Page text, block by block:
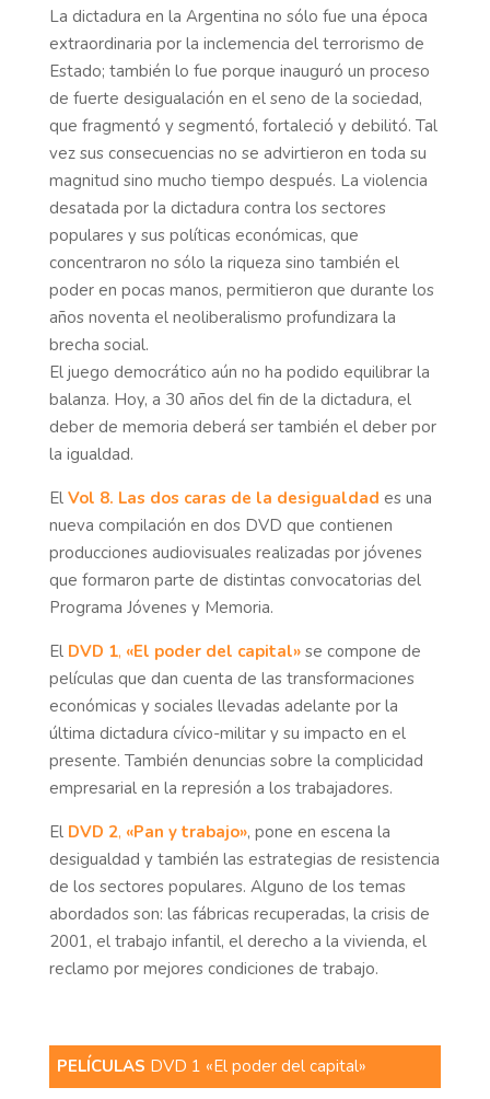
La dictadura en la Argentina no sólo fue una época
extraordinaria por la inclemencia del terrorismo de
Estado; también lo fue porque inauguró un proceso
de fuerte desigualación en el seno de la sociedad,
que fragmentó y segmentó, fortaleció y debilitó. Tal
vez sus consecuencias no se advirtieron en toda su
magnitud sino mucho tiempo después. La violencia
desatada por la dictadura contra los sectores
populares y sus políticas económicas, que
concentraron no sólo la riqueza sino también el
poder en pocas manos, permitieron que durante los
años noventa el neoliberalismo profundizara la
brecha social.
El juego democrático aún no ha podido equilibrar la
balanza. Hoy, a 30 años del fin de la dictadura, el
deber de memoria deberá ser también el deber por
la igualdad.
El Vol 8. Las dos caras de la desigualdad es una
nueva compilación en dos DVD que contienen
producciones audiovisuales realizadas por jóvenes
que formaron parte de distintas convocatorias del
Programa Jóvenes y Memoria.
El DVD 1, «El poder del capital»se compone de
películas que dan cuenta de las transformaciones
económicas y sociales llevadas adelante por la
última dictadura cívico-militar y su impacto en el
presente. También denuncias sobre la complicidad
empresarial en la represión a los trabajadores.
El DVD 2, «Pan y trabajo», pone en escena la
desigualdad y también las estrategias de resistencia
de los sectores populares. Alguno de los temas
abordados son: las fábricas recuperadas, la crisis de
2001, el trabajo infantil, el derecho a la vivienda, el
reclamo por mejores condiciones de trabajo.
PELÍCULAS DVD 1 «El poder del capital»